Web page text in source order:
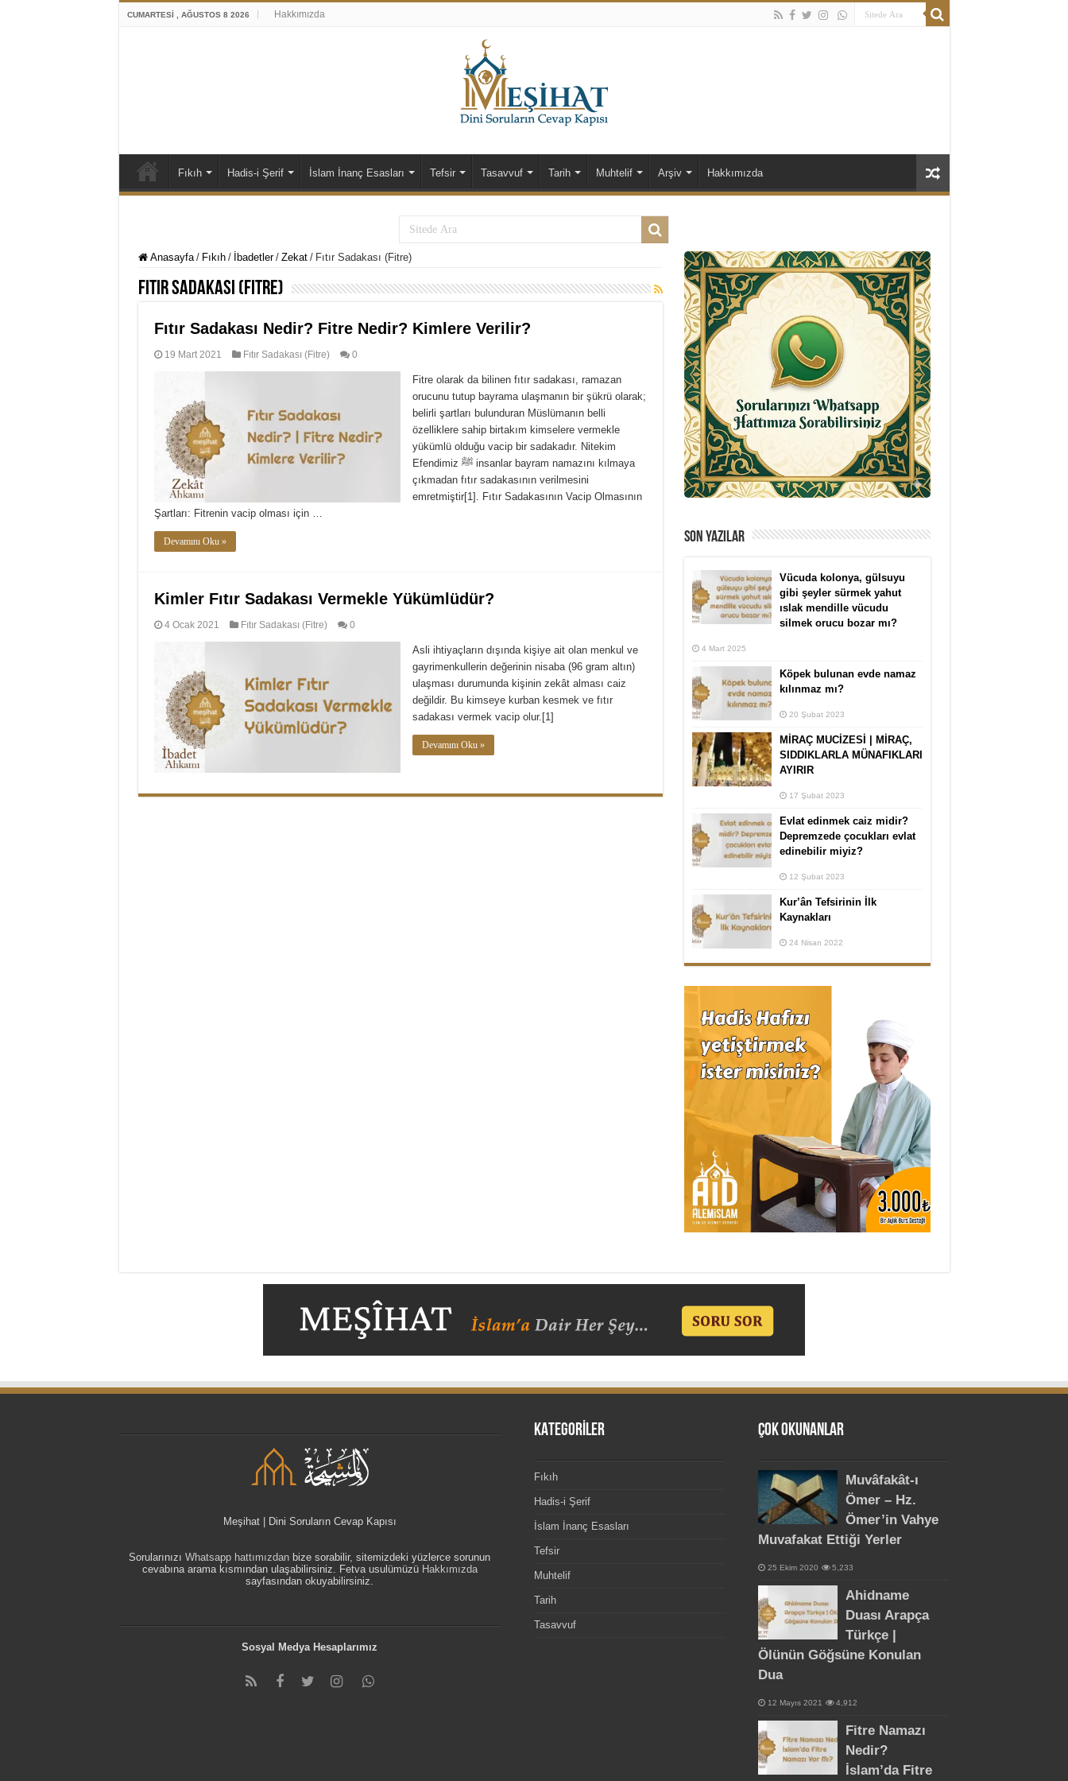
CUMARTESI , AĞUSTOS 8 2026 Hakkımızda
Fıkıh Hadis-i Şerif İslam İnanç Esasları Tefsir Tasavvuf Tarih Muhtelif Arşiv Hakkımızda
Anasayfa / Fıkıh / İbadetler / Zekat / Fıtır Sadakası (Fitre)
Fıtır Sadakası (Fitre)
Fıtır Sadakası Nedir? Fitre Nedir? Kimlere Verilir?
19 Mart 2021 Fıtır Sadakası (Fitre) 0
Fitre olarak da bilinen fıtır sadakası, ramazan
orucunu tutup bayrama ulaşmanın bir şükrü olarak;
belirli şartları bulunduran Müslümanın belli
özelliklere sahip birtakım kimselere vermekle
yükümlü olduğu vacip bir sadakadır. Nitekim
Efendimiz ﷺ insanlar bayram namazını kılmaya
çıkmadan fıtır sadakasının verilmesini
emretmiştir[1]. Fıtır Sadakasının Vacip Olmasının
Şartları: Fitrenin vacip olması için …
Devamını Oku »
Kimler Fıtır Sadakası Vermekle Yükümlüdür?
4 Ocak 2021 Fıtır Sadakası (Fitre) 0
Asli ihtiyaçların dışında kişiye ait olan menkul ve
gayrimenkullerin değerinin nisaba (96 gram altın)
ulaşması durumunda kişinin zekât alması caiz
değildir. Bu kimseye kurban kesmek ve fıtır
sadakası vermek vacip olur.[1]
Devamını Oku »
SON YAZILAR
Vücuda kolonya, gülsuyu
gibi şeyler sürmek yahut
ıslak mendille vücudu
silmek orucu bozar mı?
4 Mart 2025
Köpek bulunan evde namaz
kılınmaz mı?
20 Şubat 2023
MİRAÇ MUCİZESİ | MİRAÇ,
SIDDIKLARLA MÜNAFIKLARI
AYIRIR
17 Şubat 2023
Evlat edinmek caiz midir?
Depremzede çocukları evlat
edinebilir miyiz?
12 Şubat 2023
Kur’ân Tefsirinin İlk
Kaynakları
24 Nisan 2022
Meşihat | Dini Soruların Cevap Kapısı
SorularınızıWhatsapp hattımızdan bize sorabilir, sitemizdeki yüzlerce sorunun
cevabına arama kısmından ulaşabilirsiniz. Fetva usulümüzü Hakkımızda
sayfasından okuyabilirsiniz.
Sosyal Medya Hesaplarımız
KATEGORİLER
Fıkıh
Hadis-i Şerif
İslam İnanç Esasları
Tefsir
Muhtelif
Tarih
Tasavvuf
Çok Okunanlar
Muvâfakât-ı
Ömer – Hz.
Ömer’in Vahye
Muvafakat Ettiği Yerler
25 Ekim 2020 5,233
Ahidname
Duası Arapça
Türkçe |
Ölünün Göğsüne Konulan
Dua
12 Mayıs 2021 4,912
Fitre Namazı
Nedir?
İslam’da Fitre